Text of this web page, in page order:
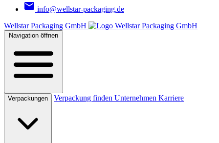
info@wellstar-packaging.de
Wellstar Packaging GmbH
Navigation öffnen
Verpackungen Verpackung finden Unternehmen Karriere